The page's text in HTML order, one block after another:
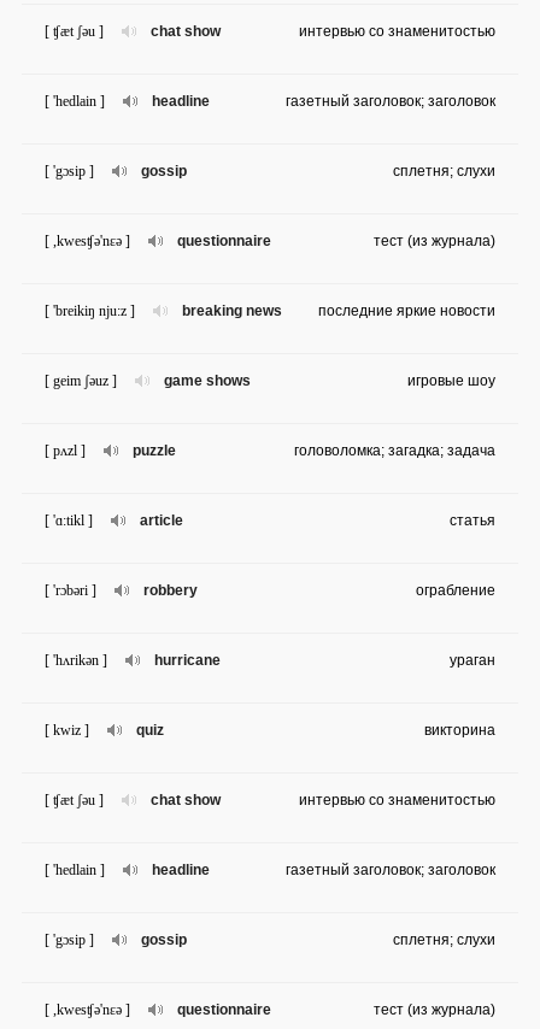
chat show
[ ʧæt ʃəu ] интервью со знаменитостью
headline
[ 'hedlain ] газетный заголовок; заголовок
gossip
[ 'gɔsip ] сплетня; слухи
questionnaire
[ ,kwesʧə'nɛə ] тест (из журнала)
breaking news
[ 'breikiŋ nju:z ] последние яркие новости
game shows
[ geim ʃəuz ] игровые шоу
puzzle
[ pʌzl ] головоломка; загадка; задача
article
[ 'ɑ:tikl ] статья
robbery
[ 'rɔbəri ] ограбление
hurricane
[ 'hʌrikən ] ураган
quiz
[ kwiz ] викторина
chat show
[ ʧæt ʃəu ] интервью со знаменитостью
headline
[ 'hedlain ] газетный заголовок; заголовок
gossip
[ 'gɔsip ] сплетня; слухи
questionnaire
[ ,kwesʧə'nɛə ] тест (из журнала)